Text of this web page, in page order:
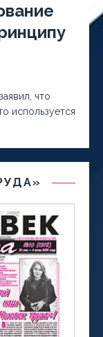
что
используется